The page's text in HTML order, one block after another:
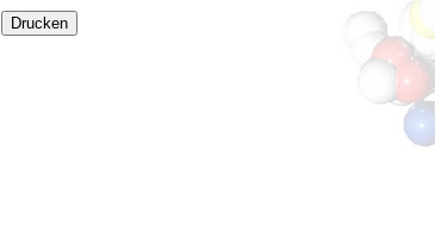
Drucken